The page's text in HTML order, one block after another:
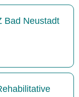
Bad Neustadt